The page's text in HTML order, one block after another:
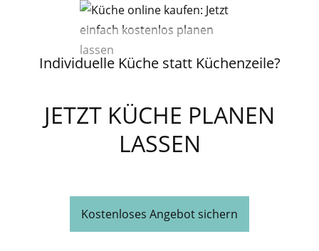
Individuelle Küche statt Küchenzeile?
JETZT KÜCHE PLANEN
LASSEN
Kostenloses Angebot sichern